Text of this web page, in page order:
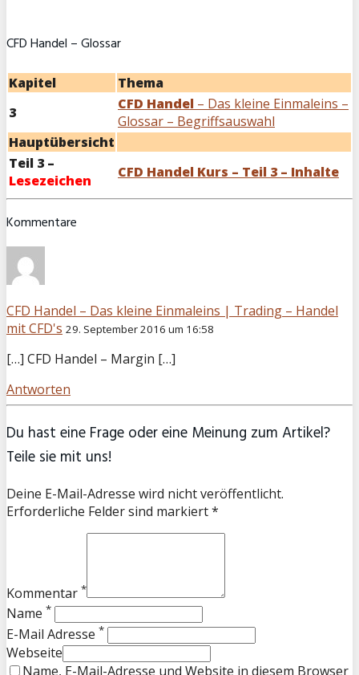
CFD Handel – Glossar
Kapitel
Thema
3
CFD Handel – Das kleine Einmaleins –
Glossar – Begriffsauswahl
Hauptübersicht
Teil 3 –
Lesezeichen
CFD Handel Kurs – Teil 3 – Inhalte
Kommentare
CFD Handel – Das kleine Einmaleins | Trading – Handel
mit CFD's 29. September 2016 um 16:58
[…] CFD Handel – Margin […]
Antworten
Du hast eine Frage oder eine Meinung zum Artikel?
Teile sie mit uns!
Deine E-Mail-Adresse wird nicht veröffentlicht.
Erforderliche Felder sind markiert *
Kommentar *
Name *
E-Mail Adresse *
Webseite
Name, E-Mail-Adresse und Website in diesem Browser